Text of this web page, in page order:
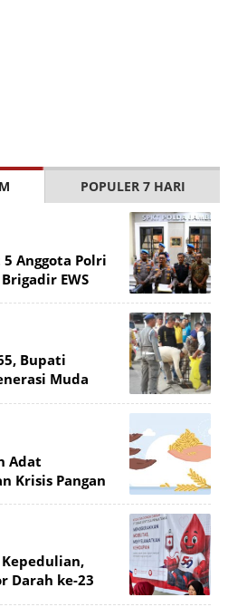
POPULER 7 HARI
5 Anggota Polri
EWS
Bupati
Muda
Adat
Krisis Pangan
Darah ke-23